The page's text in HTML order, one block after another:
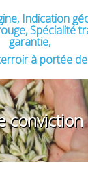
Indication
Spécialité
garantie,
à portée
conviction